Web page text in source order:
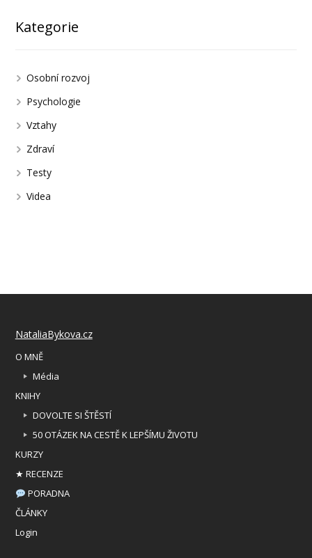
Kategorie
Osobní rozvoj
Psychologie
Vztahy
Zdraví
Testy
Videa
NataliaBykova.cz
O MNĚ
Média
KNIHY
DOVOLTE SI ŠTĚSTÍ
50 OTÁZEK NA CESTĚ K LEPŠÍMU ŽIVOTU
KURZY
★ RECENZE
PORADNA
ČLÁNKY
Login